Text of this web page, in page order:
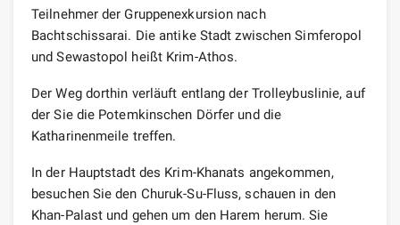
Teilnehmer der Gruppenexkursion nach
Bachtschissarai. Die antike Stadt zwischen Simferopol
und Sewastopol heißt Krim-Athos.
Der Weg dorthin verläuft entlang der Trolleybuslinie, auf
der Sie die Potemkinschen Dörfer und die
Katharinenmeile treffen.
In der Hauptstadt des Krim-Khanats angekommen,
besuchen Sie den Churuk-Su-Fluss, schauen in den
Khan-Palast und gehen um den Harem herum. Sie